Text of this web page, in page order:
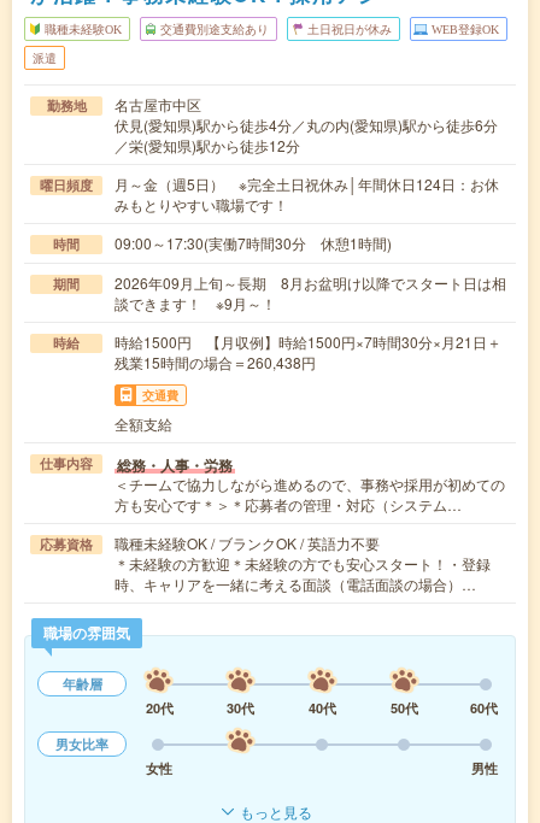
職種未経験OK 交通費別途支給あり 土日祝日が休み WEB登録OK
派遣
勤務地
名古屋市中区
伏見(愛知県)駅から徒歩4分／丸の内(愛知県)駅から徒歩6分
／栄(愛知県)駅から徒歩12分
曜日頻度
月～金（週5日） ※完全土日祝休み│年間休日124日：お休
みもとりやすい職場です！
時間 09:00～17:30(実働7時間30分 休憩1時間)
期間
2026年09月上旬～長期 8月お盆明け以降でスタート日は相
談できます！ ※9月～！
時給
時給1500円 【月収例】時給1500円×7時間30分×月21日＋
残業15時間の場合＝260,438円
交通費
全額支給
仕事内容 総務・人事・労務
＜チームで協力しながら進めるので、事務や採用が初めての
方も安心です＊＞＊応募者の管理・対応（システム…
応募資格
職種未経験OK / ブランクOK / 英語力不要
＊未経験の方歓迎＊未経験の方でも安心スタート！・登録
時、キャリアを一緒に考える面談（電話面談の場合）…
職場の雰囲気
年齢層
20代
30代 40代 50代
60代
男女比率
女性
男性
もっと見る